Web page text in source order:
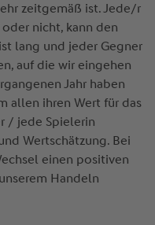
zeitgemäß ist. Jede/r
nicht, kann den
lang und jeder Gegner
auf die wir eingehen
Jahr haben
allen ihren Wert für das
/ jede Spielerin
Wertschätzung. Bei
einen positiven
Handeln